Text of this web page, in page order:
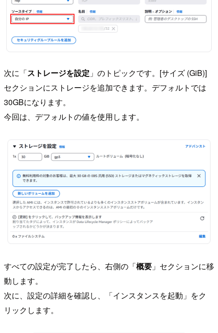
次に「ストレージを設定 」のトピックです。[サイズ (GiB)]
セクションにストレージを追加できます。デフォルトでは
30GBになります。
今回は、デフォルトの値を使用します。
すべての設定が完了したら、右側の「概要 」セクションに移
動します。
次に、設定の詳細を確認し、「インスタンスを起動」をク
リックします。